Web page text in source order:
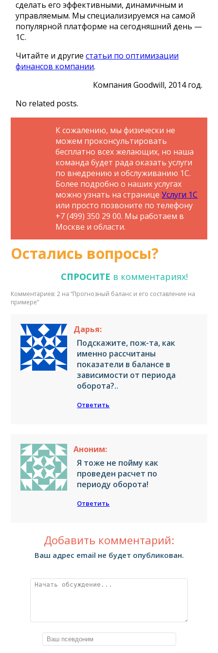
сделать его эффективными, динамичным и
управляемым. Мы специализируемся на самой
популярной платформе на сегодняшний день —
1С.
Читайте и другиестатьи по оптимизации
финансов компании.
Компания Goodwill, 2014 год.
No related posts.
К сожалению, мы физически не
можем проконсультировать
бесплатно всех желающих, но наша
команда будет рада оказать услуги
по внедрению и обслуживанию 1С.
Более подробно о наших услугах
можно узнать на страницеУслуги 1С
или просто позвоните по телефону
+7 (499) 350 29 00. Мы работаем в
Москве и области.
Остались вопросы?
СПРОСИТЕ в комментариях!
Комментариев: 2 на “Прогнозный баланс и его составление на
примере”
Дарья:
Подскажите, пож-та, как
именно рассчитаны
показатели в балансе в
зависимости от периода
оборота?..
Ответить
Аноним:
Я тоже не пойму как
проведен расчет по
периоду оборота!
Ответить
Добавить комментарий:
Ваш адрес email не будет опубликован.